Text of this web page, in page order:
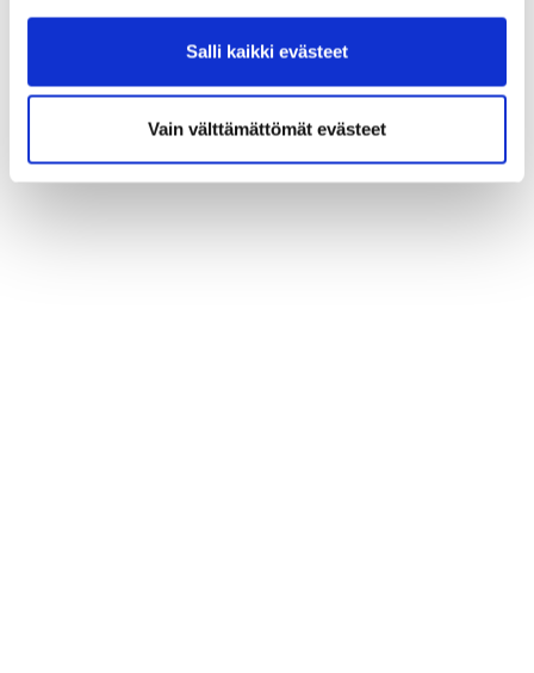
Salli kaikki evästeet
Vain välttämättömät evästeet